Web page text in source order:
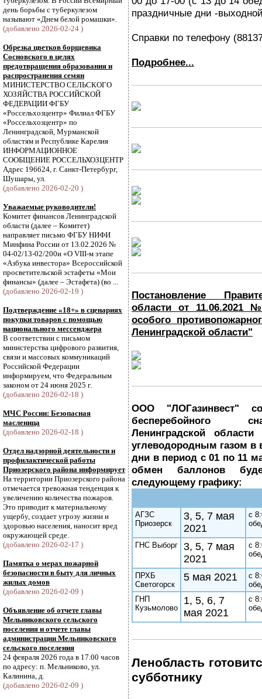
день борьбы с туберкулезом
называют «Днем белой ромашки».
(добавлено 2026-02-24 )
Обрезка цветков борщевика
Сосновского в целях
предотвращения образования и
распространения семян
МИНИСТЕРСТВО СЕЛЬСКОГО
ХОЗЯЙСТВА РОССИЙСКОЙ
ФЕДЕРАЦИИ ФГБУ
«Россельхозцентр» Филиал ФГБУ
«Россельхозцентр» по
Ленинградской, Мурманской
областям и Республике Карелия
ИНФОРМАЦИОННОЕ
СООБЩЕНИЕ РОССЕЛЬХОЗЦЕНТР
Адрес 196624, г. Санкт-Петербург,
Шушары, ул.
(добавлено 2026-02-20 )
Уважаемые руководители!
Комитет финансов Ленинградской
области (далее – Комитет)
направляет письмо ФГБУ НИФИ
Минфина России от 13.02.2026 №
04-02/13-02/200и «О VIII-м этапе
«Азбука инвестора» Всероссийской
просветительской эстафеты «Мои
финансы» (далее – Эстафета) (во ...
(добавлено 2026-02-19 )
Подтверждение «18+» в сценариях
покупки товаров с помощью
национального мессенджера
В соответствии с письмом
министерства цифрового развития,
связи и массовых коммуникаций
Российской Федерации
информируем, что Федеральным
законом от 24 июня 2025 г.
(добавлено 2026-02-18 )
МЧС России: Безопасная
масленица
(добавлено 2026-02-18 )
Отдел надзорной деятельности и
профилактической работы
Приозерского района информирует
На территории Приозерского района
отмечается тревожная тенденция к
увеличению количества пожаров.
Это приводит к материальному
ущербу, создает угрозу жизни и
здоровью населения, наносит вред
окружающей среде.
(добавлено 2026-02-17 )
Памятка о мерах пожарной
безопасности в быту для личных
жилых домов
(добавлено 2026-02-09 )
Объявление об отчете главы
Мельниковского сельского
поселения и отчете главы
администрации Мельниковского
сельского поселения
24 февраля 2026 года в 17.00 часов
по адресу: п. Мельниково, ул.
Калинина, д.
(добавлено 2026-02-09 )
праздничные дни -
Справки по телефону
Подробнее...
Постановление
области от 11.06.2021
особого
Ленинградской области"
ООО "ЛОГазинвест"
бесперебойного
Ленинградской
углеводородным газом
дни в период с 01 по 11
обмен баллонов
следующему графику:
АГЗС
Приозерск
3, 5, 7 мая
2021
с
ГНС Выборг
3, 5, 7 мая
2021
с
ПРХБ
Светогорск
5 мая 2021
с
ГНП
Кузьмолово
1, 5, 6, 7
мая 2021
с
Ленобласть
субботнику